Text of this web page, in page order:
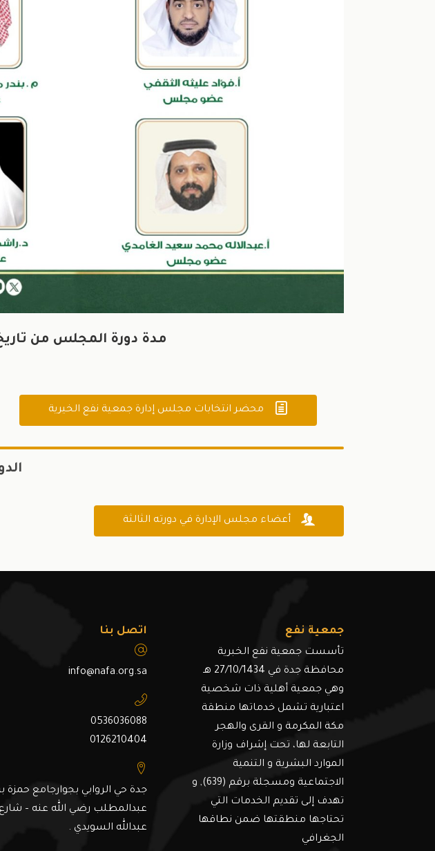
مدة دورة المجلس من
 محضر انتخابات مجلس إدارة جمعية نفع الخيرية
 أعضاء مجلس الإدارة في دورته الثالثة
جمعية نفع
تأسست جمعية نفع الخبرية
محافظة جدة في 27/10/1434 هـ
وهي جمعية أهلية ذات شخصية
اعتبارية تشمل خدماتها منطقة
مكة المكرمة و القرى والهجر
التابعة لها، تحت إشراف وزارة
الموارد البشرية و التنمية
الاجتماعية ومسجلة برقم (639), و
تهدف إلى تقديم الخدمات التي
تحتاجها منطقتها ضمن نطاقها
الجغرافي
اتصل بنا
info@nafa.org.sa
0536036088
0126210404
جدة حي الروابي بجوارجامع حمزة
عبدالمطلب رضي الله عنه – شارع
عبدالله السويدي .